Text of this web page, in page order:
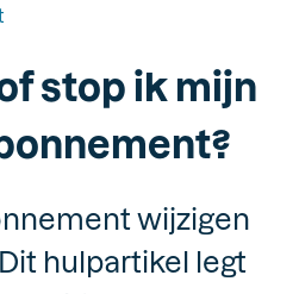
stop ik mijn
wijzigen
hulpartikel legt